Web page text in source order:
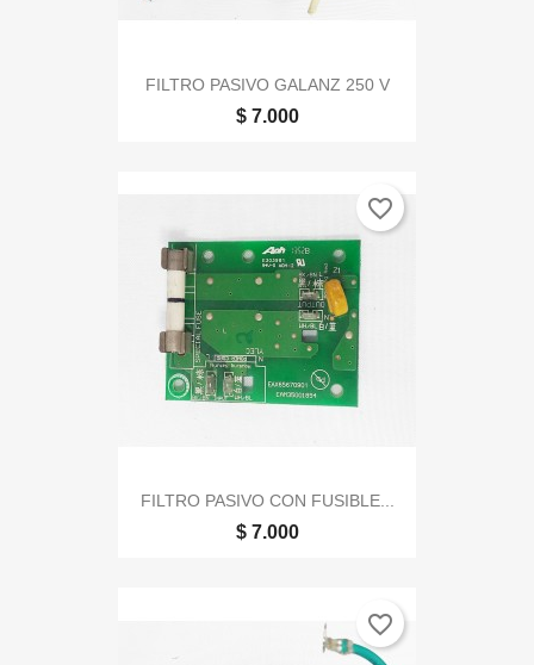
FILTRO PASIVO GALANZ 250 V
$ 7.000
FILTRO PASIVO CON FUSIBLE...
$ 7.000
favorite_border
favorite_border